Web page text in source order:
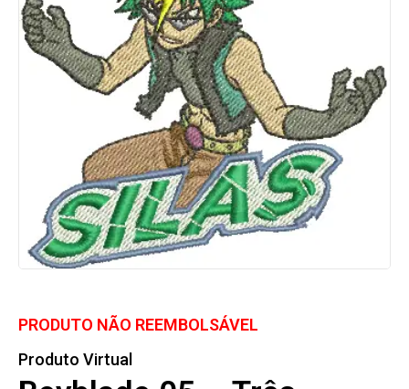
PRODUTO NÃO REEMBOLSÁVEL
Produto Virtual